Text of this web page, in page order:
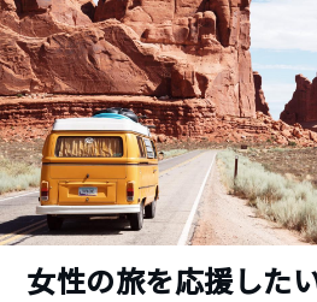
女性の旅を応援した